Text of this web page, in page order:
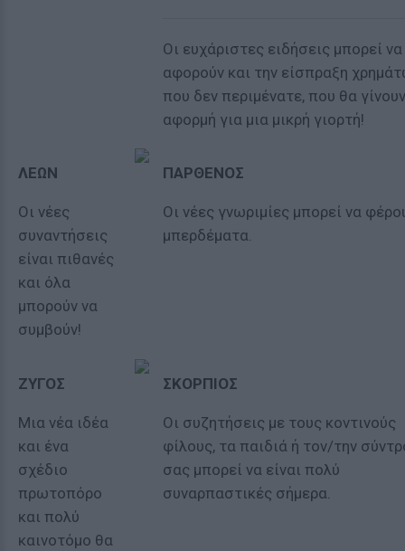
Οι ευχάριστες ειδήσεις μπορεί να
αφορούν και την είσπραξη
που δεν περιμένατε, που θα γίνουν
αφορμή για μια μικρή γιορτή!
ΛΕΩΝ
Οι νέες
συναντήσεις
είναι πιθανές
και όλα
μπορούν να
συμβούν!
ΠΑΡΘΕΝΟΣ
Οι νέες γνωριμίες μπορεί να
μπερδέματα.
ΖΥΓΟΣ
Μια νέα ιδέα
και ένα
σχέδιο
πρωτοπόρο
και πολύ
καινοτόμο θα
ΣΚΟΡΠΙΟΣ
Οι συζητήσεις με τους κοντινούς
φίλους, τα παιδιά ή τον/την
σας μπορεί να είναι πολύ
συναρπαστικές σήμερα.